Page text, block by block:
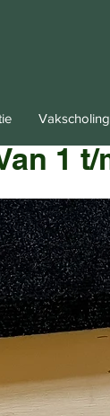
Vakscholing